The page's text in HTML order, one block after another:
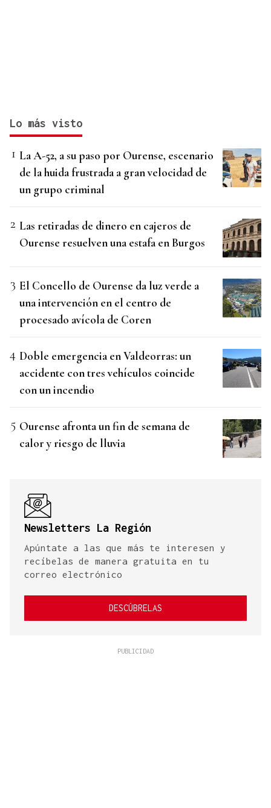
Lo más visto
La A-52, a su paso por Ourense, escenario
de la huida frustrada a gran velocidad de
un grupo criminal
Las retiradas de dinero en cajeros de
Ourense resuelven una estafa en Burgos
El Concello de Ourense da luz verde a
una intervención en el centro de
procesado avícola de Coren
Doble emergencia en Valdeorras: un
accidente con tres vehículos coincide
con un incendio
Ourense afronta un fin de semana de
calor y riesgo de lluvia
Newsletters La Región
Apúntate a las que más te interesen y
recíbelas de manera gratuita en tu
correo electrónico
DESCÚBRELAS